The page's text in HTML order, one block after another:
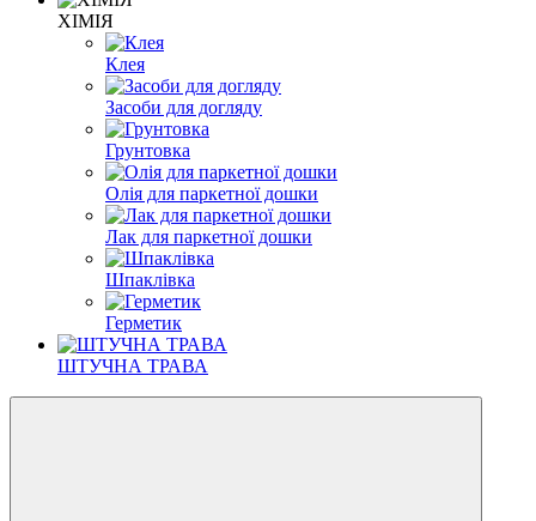
ХІМІЯ
Клея
Засоби для догляду
Грунтовка
Олія для паркетної дошки
Лак для паркетної дошки
Шпаклівка
Герметик
ШТУЧНА ТРАВА